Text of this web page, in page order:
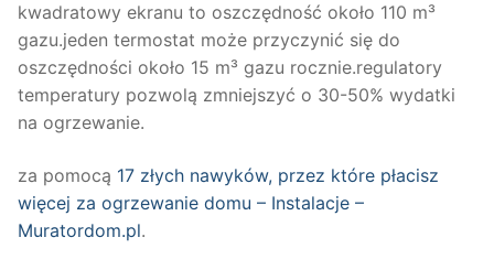
kwadratowy ekranu to oszczędność około 110 m³
gazu.jeden termostat może przyczynić się do
oszczędności około 15 m³ gazu rocznie.regulatory
temperatury pozwolą zmniejszyć o 30-50% wydatki
na ogrzewanie.
za pomocą 17 złych nawyków, przez które płacisz
więcej za ogrzewanie domu – Instalacje –
Muratordom.pl.